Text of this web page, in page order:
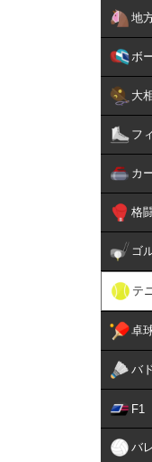
地
ボ
大
フ
カ
格
ゴ
テ
卓
バ
F1
バ